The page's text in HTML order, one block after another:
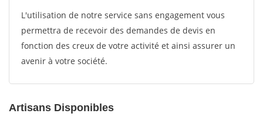
L'utilisation de notre service sans engagement vous
permettra de recevoir des demandes de devis en
fonction des creux de votre activité et ainsi assurer un
avenir à votre société.
Artisans Disponibles